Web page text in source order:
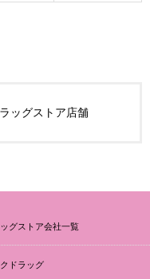
ッグストア店舗
ッグストア会社一覧
ドラッグ